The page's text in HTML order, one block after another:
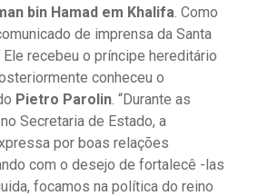
bin Hamad em Khalifa . Como
de imprensa da Santa
Ele recebeu o príncipe hereditário
conheceu o
Pietro Parolin . “Durante as
Secretaria de Estado, a
por boas relações
com o desejo de fortalecê -las
focamos na política do reino